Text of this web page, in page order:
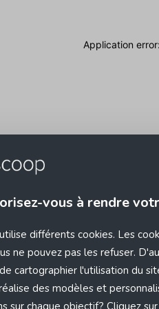
vous à rendre
différents cookies. Les
ne pouvez pas les refuser.
cartographier l'utilisation du
des modèles et
sur chaque objectif? Cliquez
Application